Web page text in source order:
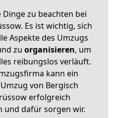
zu beachten bei
Es ist wichtig, sich
Aspekte des Umzugs
zu organisieren, um
reibungslos verläuft.
kann ein
von Bergisch
erfolgreich
dafür sorgen wir.